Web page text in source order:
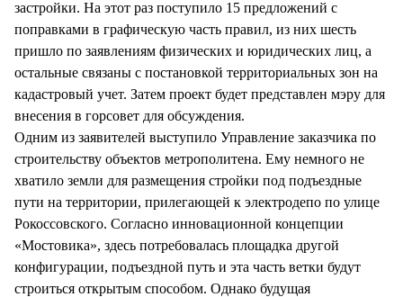
застройки. На этот раз поступило 15 предложений с
поправками в графическую часть правил, из них шесть
пришло по заявлениям физических и юридических лиц, а
остальные связаны с постановкой территориальных зон на
кадастровый учет. Затем проект будет представлен мэру для
внесения в горсовет для обсуждения.
Одним из заявителей выступило Управление заказчика по
строительству объектов метрополитена. Ему немного не
хватило земли для размещения стройки под подъездные
пути на территории, прилегающей к электродепо по улице
Рокоссовского. Согласно инновационной концепции
«Мостовика», здесь потребовалась площадка другой
конфигурации, подъездной путь и эта часть ветки будут
строиться открытым способом. Однако будущая